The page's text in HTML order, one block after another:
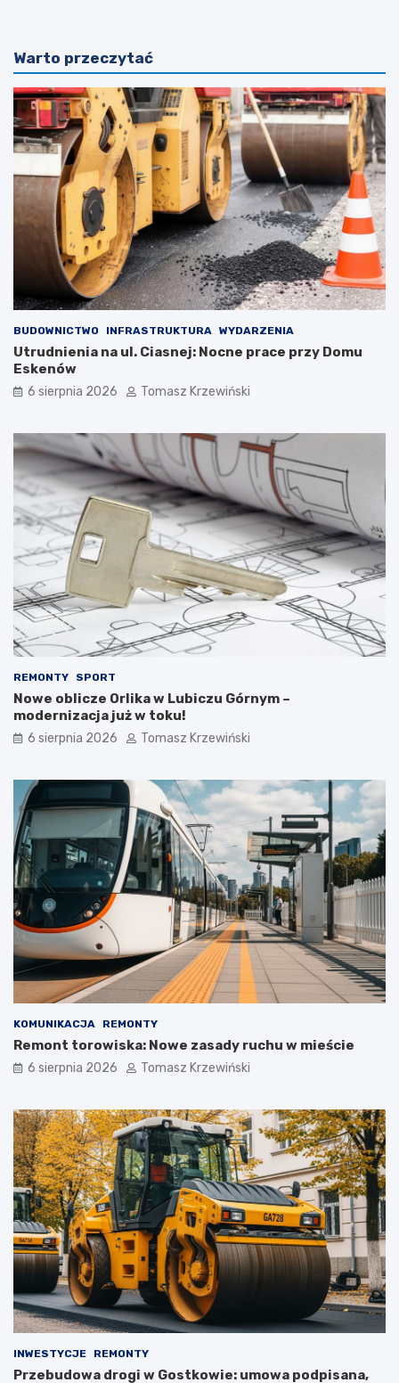
Warto przeczytać
BUDOWNICTWO INFRASTRUKTURA WYDARZENIA
Utrudnienia na ul. Ciasnej: Nocne prace przy Domu
Eskenów
6 sierpnia 2026 Tomasz Krzewiński
REMONTY SPORT
Nowe oblicze Orlika w Lubiczu Górnym –
modernizacja już w toku!
6 sierpnia 2026 Tomasz Krzewiński
KOMUNIKACJA REMONTY
Remont torowiska: Nowe zasady ruchu w mieście
6 sierpnia 2026 Tomasz Krzewiński
INWESTYCJE REMONTY
Przebudowa drogi w Gostkowie: umowa podpisana,